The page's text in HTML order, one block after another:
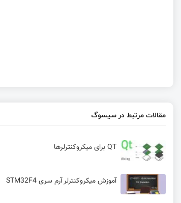
مقالات مرتبط در سیسوگ
QT برای میکروکنترلر‌ها
آموزش میکروکنترلر آرم سری STM32F4